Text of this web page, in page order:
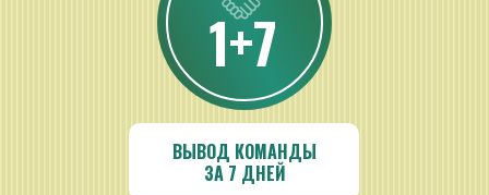
ВЫВОД КОМАНДЫ
ЗА 7 ДНЕЙ
1+7